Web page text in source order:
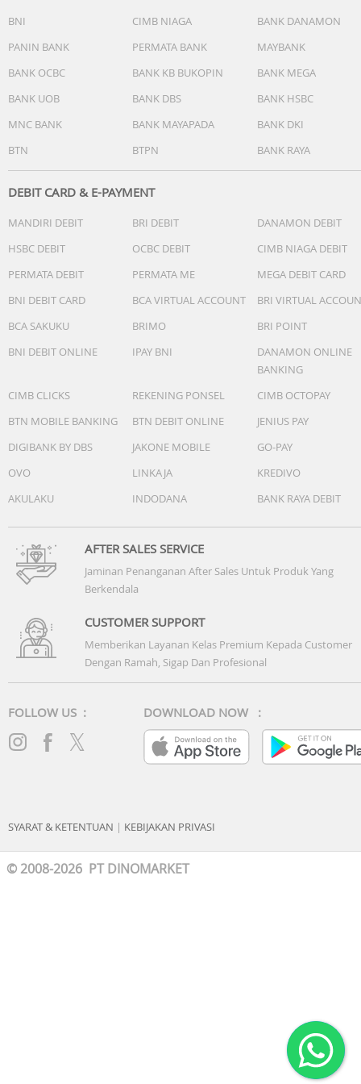
Movie, High Resolution, Dual View, Film
Movie, High Resolution, Pano, Ultra HD, Document, Slow-
mo, Time-lapse, Supermoon, Astro, Pro, Snapshot, Food,
• Audio playback: AAC, WAV, MP3, MIDI, Vorbis, APE, FLAC
• Video playback: MP4, 3GP, AVI, FLV, MKV, WEBM, TS, ASF
• Wi-Fi: 2.4GHz / 5GHz
• Bluetooth: 5.4
• USB: Type-C
• NFC: Didukung
• OTG: Didukung
• Sensor: Accelerometer, Ambient Light, E-compass,
Proximity, Gyroscope
• Isi kotak: Unit, charger, kabel USB, eject tool, phone
film pelindung, kartu garansi
• Catatan: Kapasitas dan memori tersedia dapat sedikit
berbeda karena sistem dan aplikasi bawaan
BNI
CIMB NIAGA
BANK DANAMON
PANIN BANK
PERMATA BANK
MAYBANK
BANK OCBC
BANK KB BUKOPIN
BANK MEGA
BANK UOB
BANK DBS
BANK HSBC
MNC BANK
BANK MAYAPADA
BANK DKI
BTN
BTPN BANK RAYA
DEBIT CARD & E-PAYMENT
MANDIRI DEBIT BRI DEBIT
DANAMON DEBIT
HSBC DEBIT
OCBC DEBIT
CIMB NIAGA DEBIT
PERMATA DEBIT
PERMATA ME
MEGA DEBIT CARD
BNI DEBIT CARD
BCA VIRTUAL ACCOUNT
BRI VIRTUAL
BCA SAKUKU
BRIMO
BRI POINT
BNI DEBIT ONLINE
IPAY BNI
DANAMON ONLINE
BANKING
CIMB CLICKS
REKENING PONSEL
CIMB OCTOPAY
BTN MOBILE BANKING
BTN DEBIT ONLINE
JENIUS PAY
DIGIBANK BY DBS
JAKONE MOBILE
GO-PAY
OVO
LINKAJA
KREDIVO
AKULAKU
INDODANA BANK RAYA DEBIT
AFTER SALES SERVICE
Jaminan Penanganan After Sales Untuk Produk Yang
Berkendala
CUSTOMER SUPPORT
Memberikan Layanan Kelas Premium Kepada Customer
Dengan Ramah, Sigap Dan Profesional
FOLLOW US : DOWNLOAD NOW :
SYARAT & KETENTUAN | KEBIJAKAN PRIVASI
© 2008-2026 PT DINOMARKET